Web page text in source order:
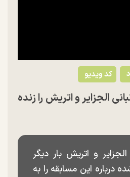
کد ویدیو
الجزایر و اتریش را زنده
و اتریش بار دیگر
درباره این مسابقه را به